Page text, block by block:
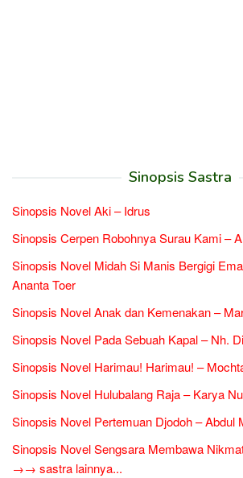
Sinopsis Sastra
Sinopsis Novel Aki – Idrus
Sinopsis Cerpen Robohnya Surau Kami –
Sinopsis Novel Midah Si Manis Bergigi
Ananta Toer
Sinopsis Novel Anak dan Kemenakan –
Sinopsis Novel Pada Sebuah Kapal – Nh.
Sinopsis Novel Harimau! Harimau! –
Sinopsis Novel Hulubalang Raja – Karya
Sinopsis Novel Pertemuan Djodoh – Abdul
Sinopsis Novel Sengsara Membawa
→→ sastra lainnya...